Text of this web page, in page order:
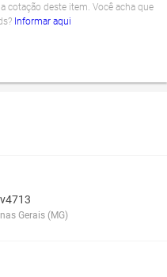
cotação deste item. Você acha que
Informar aqui
Gerais (MG)